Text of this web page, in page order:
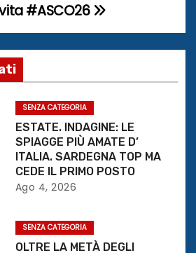
#ASCO26
SENZA CATEGORIA
ESTATE. INDAGINE: LE
SPIAGGE PIÙ AMATE D’
ITALIA. SARDEGNA TOP MA
CEDE IL PRIMO POSTO
Ago 4, 2026
SENZA CATEGORIA
OLTRE LA METÀ DEGLI